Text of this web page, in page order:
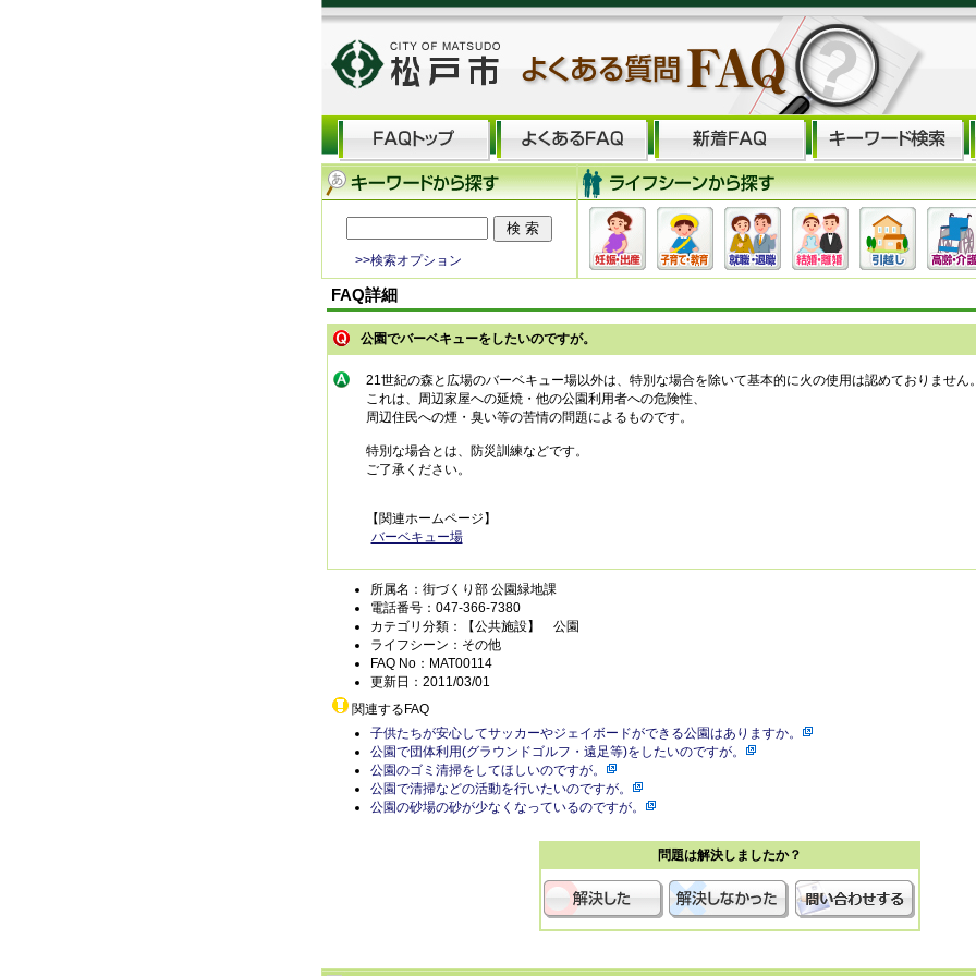
>>検索オプション
FAQ詳細
公園でバーベキューをしたいのですが。
21世紀の森と広場のバーベキュー場以外は、特別な場合を除いて基本的に火の使用は認めておりません
これは、周辺家屋への延焼・他の公園利用者への危険性、
周辺住民への煙・臭い等の苦情の問題によるものです。
特別な場合とは、防災訓練などです。
ご了承ください。
【関連ホームページ】
バーベキュー場
所属名：街づくり部 公園緑地課
電話番号：047-366-7380
カテゴリ分類：【公共施設】 公園
ライフシーン：その他
FAQ No：MAT00114
更新日：2011/03/01
関連するFAQ
子供たちが安心してサッカーやジェイボードができる公園はありますか。
公園で団体利用(グラウンドゴルフ・遠足等)をしたいのですが。
公園のゴミ清掃をしてほしいのですが。
公園で清掃などの活動を行いたいのですが。
公園の砂場の砂が少なくなっているのですが。
問題は解決しましたか？